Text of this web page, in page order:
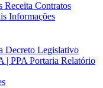
Receita Contratos
Informações
Decreto Legislativo
| PPA Portaria Relatório